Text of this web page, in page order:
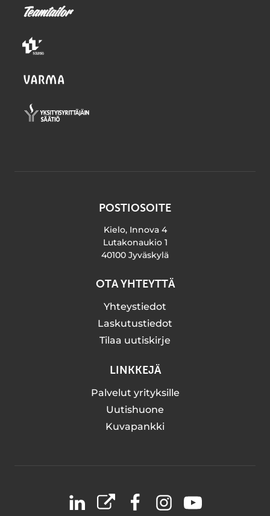
POSTIOSOITE
Kielo, Innova 4
Lutakonaukio 1
40100 Jyväskylä
OTA YHTEYTTÄ
Yhteystiedot
Laskutustiedot
Tilaa uutiskirje
LINKKEJÄ
Palvelut yrityksille
Uutishuone
Kuvapankki
LinkedIn
X FacebookInstagramYouTube